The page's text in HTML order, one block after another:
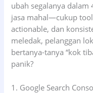
ubah segalanya
jasa mahal—cukup
actionable, dan
meledak, pelanggan
bertanya-tanya “kok
panik?
1. Google Search